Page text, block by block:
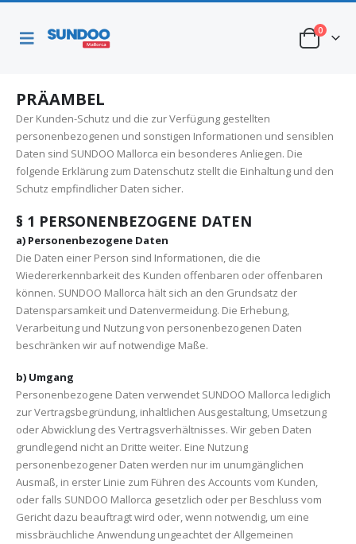
0
PRÄAMBEL
Der Kunden-Schutz und die zur Verfügung gestellten
personenbezogenen und sonstigen Informationen und sensiblen
Daten sind SUNDOO Mallorca ein besonderes Anliegen. Die
folgende Erklärung zum Datenschutz stellt die Einhaltung und den
Schutz empfindlicher Daten sicher.
§ 1 PERSONENBEZOGENE DATEN
a) Personenbezogene Daten
Die Daten einer Person sind Informationen, die die
Wiedererkennbarkeit des Kunden offenbaren oder offenbaren
können. SUNDOO Mallorca hält sich an den Grundsatz der
Datensparsamkeit und Datenvermeidung. Die Erhebung,
Verarbeitung und Nutzung von personenbezogenen Daten
beschränken wir auf notwendige Maße.
b) Umgang
Personenbezogene Daten verwendet SUNDOO Mallorca lediglich
zur Vertragsbegründung, inhaltlichen Ausgestaltung, Umsetzung
oder Abwicklung des Vertragsverhältnisses. Wir geben Daten
grundlegend nicht an Dritte weiter. Eine Nutzung
personenbezogener Daten werden nur im unumgänglichen
Ausmaß, in erster Linie zum Führen des Accounts vom Kunden,
oder falls SUNDOO Mallorca gesetzlich oder per Beschluss vom
Gericht dazu beauftragt wird oder, wenn notwendig, um eine
missbräuchliche Anwendung ungeachtet der Allgemeinen